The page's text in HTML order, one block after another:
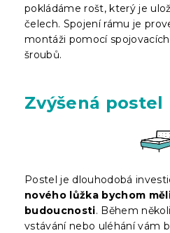
pokládáme rošt, který je
čelech. Spojení rámu je
montáži pomocí
šroubů.
Zvýšená postel
Postel je dlouhodobá
nového lůžka bychom
budoucnosti. Během
vstávání nebo uléhání vám